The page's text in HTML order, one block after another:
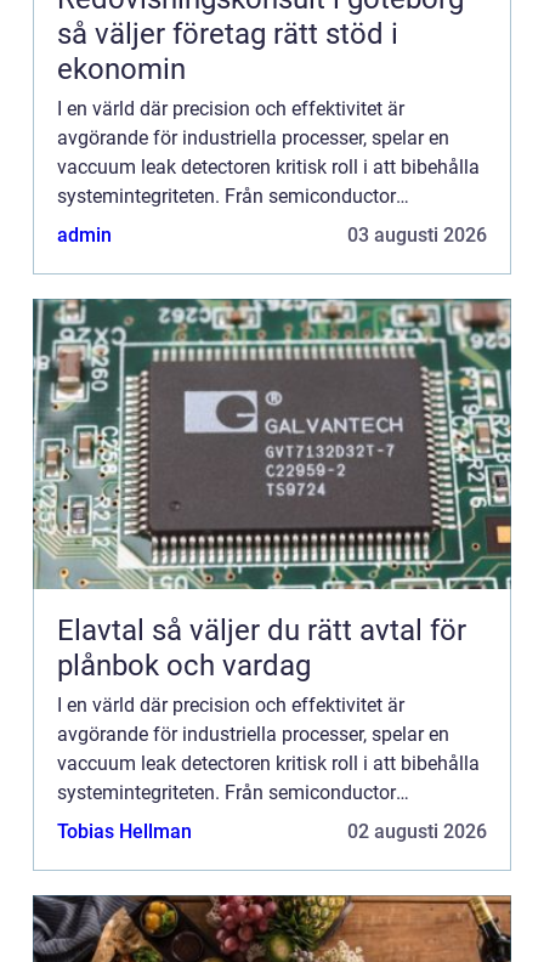
så väljer företag rätt stöd i
ekonomin
I en värld där precision och effektivitet är
avgörande för industriella processer, spelar en
vaccuum leak detectoren kritisk roll i att bibehålla
systemintegriteten. Från semiconductor
tillverkning till farmaceuti...
admin 03 augusti 2026
Elavtal så väljer du rätt avtal för
plånbok och vardag
I en värld där precision och effektivitet är
avgörande för industriella processer, spelar en
vaccuum leak detectoren kritisk roll i att bibehålla
systemintegriteten. Från semiconductor
tillverkning till farmaceuti...
Tobias Hellman 02 augusti 2026